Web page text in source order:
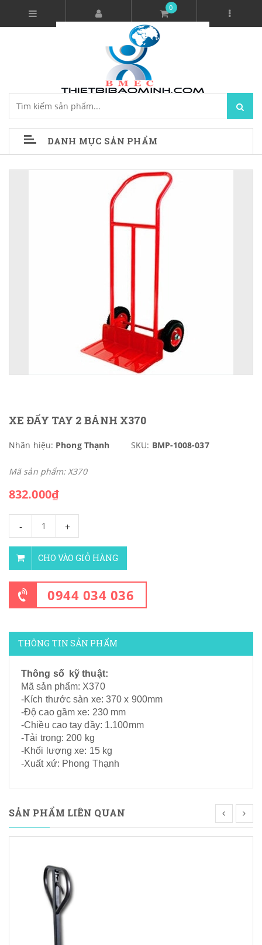
0
DANH MỤC SẢN PHẨM
XE ĐẨY TAY 2 BÁNH X370
Nhãn hiệu: Phong Thạnh SKU: BMP-1008-037
Mã sản phẩm: X370
832.000₫
- +
CHO VÀO GIỎ HÀNG
0944 034 036
THÔNG TIN SẢN PHẨM
Thông số kỹ thuật:
Mã sản phẩm: X370
-Kích thước sàn xe: 370 x 900mm
-Độ cao gầm xe: 230 mm
-Chiều cao tay đầy: 1.100mm
-Tải trọng: 200 kg
-Khối lượng xe: 15 kg
-Xuất xứ: Phong Thạnh
SẢN PHẨM LIÊN QUAN